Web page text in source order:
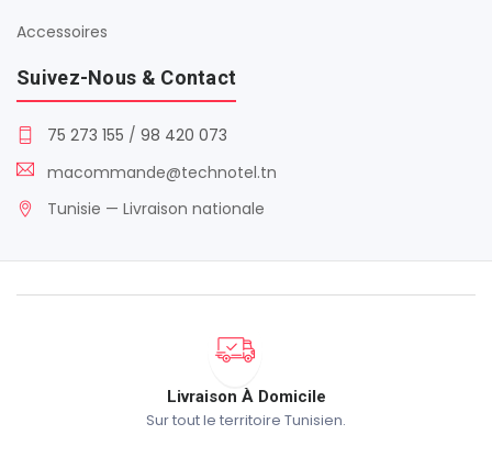
Accessoires
Suivez-Nous & Contact
75 273 155 / 98 420 073
macommande@technotel.tn
Tunisie — Livraison nationale
Livraison À Domicile
Sur tout le territoire Tunisien.